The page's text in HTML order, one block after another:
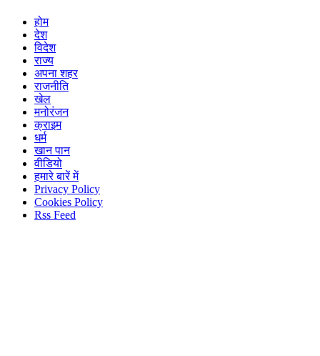
होम
देश
विदेश
राज्य
अपना शहर
राजनीति
खेल
मनोरंजन
क्राइम
धर्म
खान पान
वीडियो
हमारे बारें में
Privacy Policy
Cookies Policy
Rss Feed